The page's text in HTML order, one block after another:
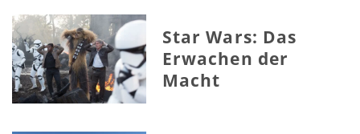
Star Wars: Das
Erwachen der
Macht